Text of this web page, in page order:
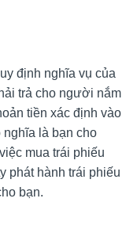
định nghĩa vụ của
trả cho người nắm
tiền xác định vào
là bạn cho
mua trái phiếu
phát hành trái phiếu
bạn.